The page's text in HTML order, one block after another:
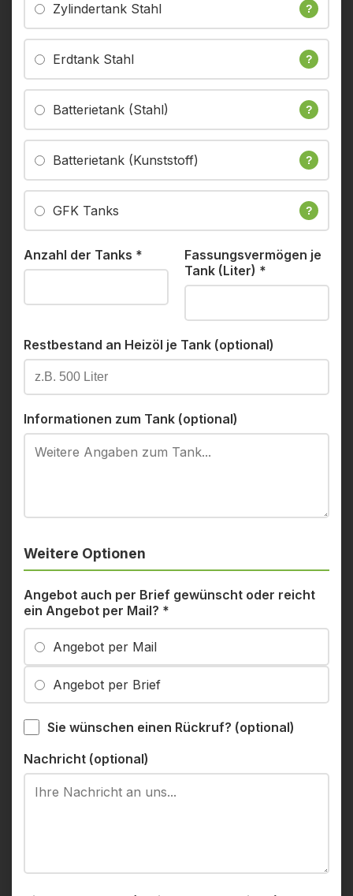
Zylindertank Stahl ?
Erdtank Stahl ?
Batterietank (Stahl) ?
Batterietank (Kunststoff) ?
GFK Tanks ?
Anzahl der Tanks *
Fassungsvermögen je
Tank (Liter) *
Restbestand an Heizöl je Tank (optional)
Informationen zum Tank (optional)
Weitere Optionen
Angebot auch per Brief gewünscht oder reicht
ein Angebot per Mail? *
Angebot per Mail
Angebot per Brief
Sie wünschen einen Rückruf? (optional)
Nachricht (optional)